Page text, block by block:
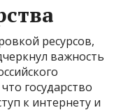
ресурсов,
важность
государство
к интернету и